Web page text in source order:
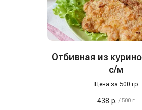
Отбивная из
с/м
Цена за 500 гр
438 р. / 500 г